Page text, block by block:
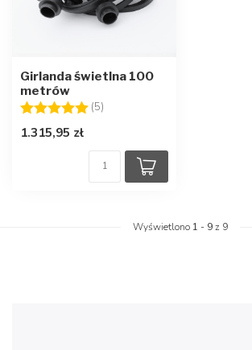
Girlanda świetlna 100
metrów
Ocena:
(5)
1.315,95 zł
Wyświetlono 1 - 9z 9